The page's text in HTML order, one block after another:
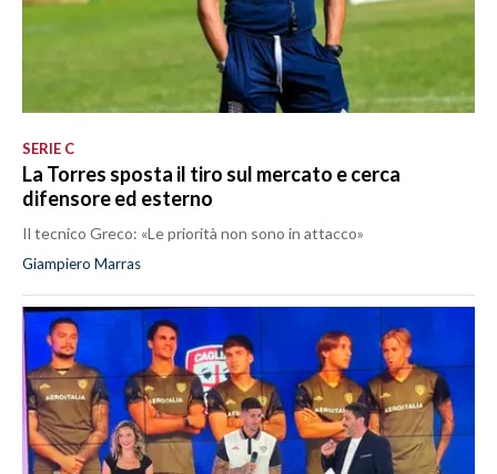
SERIE C
La Torres sposta il tiro sul mercato e cerca
difensore ed esterno
Il tecnico Greco: «Le priorità non sono in attacco»
Giampiero Marras